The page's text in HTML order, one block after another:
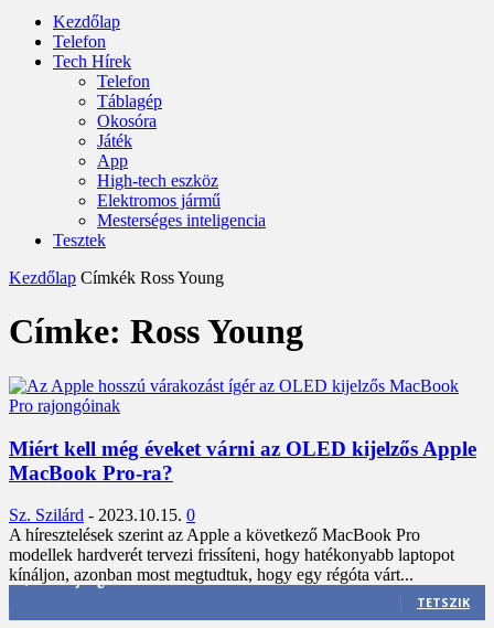
Kezdőlap
Telefon
Tech Hírek
Telefon
Táblagép
Okosóra
Játék
App
High-tech eszköz
Elektromos jármű
Mesterséges inteligencia
Tesztek
Kezdőlap Címkék Ross Young
Címke: Ross Young
Miért kell még éveket várni az OLED kijelzős Apple
MacBook Pro-ra?
Sz. Szilárd - 2023.10.15. 0
A híresztelések szerint az Apple a következő MacBook Pro
modellek hardverét tervezi frissíteni, hogy hatékonyabb laptopot
kínáljon, azonban most megtudtuk, hogy egy régóta várt...
3,452 Rajongók
TETSZIK